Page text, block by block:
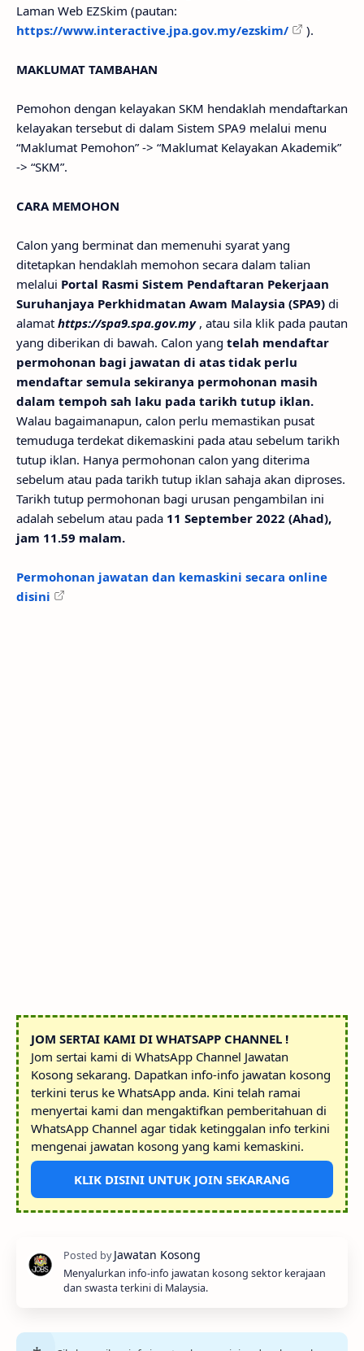
Laman Web EZSkim (pautan:
https://www.interactive.jpa.gov.my/ezskim/
).
MAKLUMAT TAMBAHAN
Pemohon dengan kelayakan SKM hendaklah mendaftarkan
kelayakan tersebut di dalam Sistem SPA9 melalui menu
“Maklumat Pemohon” -> “Maklumat Kelayakan Akademik”
-> “SKM”.
CARA MEMOHON
Calon yang berminat dan memenuhi syarat yang
ditetapkan hendaklah memohon secara dalam talian
melalui Portal Rasmi Sistem Pendaftaran Pekerjaan
Suruhanjaya Perkhidmatan Awam Malaysia (SPA9) di
alamat https://spa9.spa.gov.my, atau sila klik pada pautan
yang diberikan di bawah. Calon yang telah mendaftar
permohonan bagi jawatan di atas tidak perlu
mendaftar semula sekiranya permohonan masih
dalam tempoh sah laku pada tarikh tutup iklan.
Walau bagaimanapun, calon perlu memastikan pusat
temuduga terdekat dikemaskini pada atau sebelum tarikh
tutup iklan. Hanya permohonan calon yang diterima
sebelum atau pada tarikh tutup iklan sahaja akan diproses.
Tarikh tutup permohonan bagi urusan pengambilan ini
adalah sebelum atau pada 11 September 2022 (Ahad),
jam 11.59 malam.
Permohonan jawatan dan kemaskini secara online
disini
JOM SERTAI KAMI DI WHATSAPP CHANNEL !
Jom sertai kami di WhatsApp Channel Jawatan
Kosong sekarang. Dapatkan info-info jawatan kosong
terkini terus ke WhatsApp anda. Kini telah ramai
menyertai kami dan mengaktifkan pemberitahuan di
WhatsApp Channel agar tidak ketinggalan info terkini
mengenai jawatan kosong yang kami kemaskini.
KLIK DISINI UNTUK JOIN SEKARANG
Menyalurkan info-info jawatan kosong sektor kerajaan
dan swasta terkini di Malaysia.